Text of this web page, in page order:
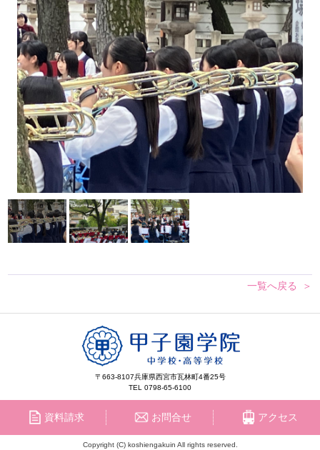
一覧へ戻る
資料請求 お問合せ アクセス
〒663-8107兵庫県西宮市瓦林町4番25号
TEL 0798-65-6100
Copyright (C) koshiengakuin All rights reserved.